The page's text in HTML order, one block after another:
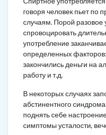
говоря человек пьет по
случаям. Порой разовое
спровоцировать
употребление
определенных
закончились деньги на
работу и т.д.
В некоторых случаях
абстинентного
поднять себе
симптомы усталости,